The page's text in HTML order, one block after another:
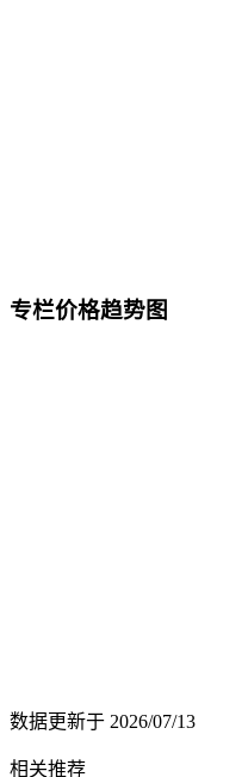
专栏价格趋势图
数据更新于 2026/07/13
相关推荐